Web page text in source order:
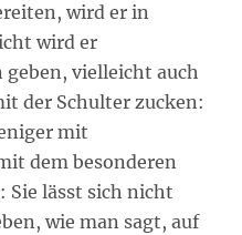
wird er in
wird er
vielleicht auch
der Schulter zucken:
mit
dem besonderen
Sie lässt sich nicht
wie man sagt, auf